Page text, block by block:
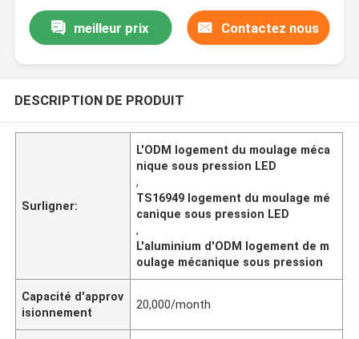
meilleur prix Contactez nous
DESCRIPTION DE PRODUIT
Surligner:
L'ODM logement du moulage méca
nique sous pression LED
,
TS16949 logement du moulage mé
canique sous pression LED
,
L'aluminium d'ODM logement de m
oulage mécanique sous pression
Capacité d'approv
isionnement
20,000/month